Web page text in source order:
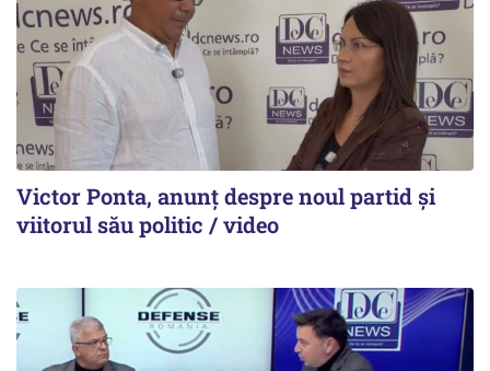
Victor Ponta, anunț despre noul partid și
viitorul său politic / video